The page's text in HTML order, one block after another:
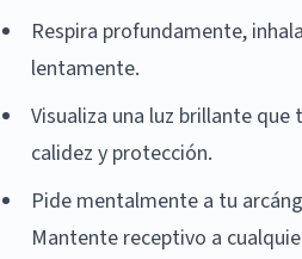
Respira profundamente,
lentamente.
Visualiza una luz brillante que
calidez y protección.
Pide mentalmente a tu
Mantente receptivo a